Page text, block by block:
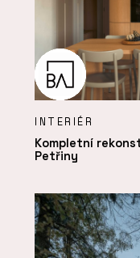
INTERIÉR
Kompletní
Petřiny